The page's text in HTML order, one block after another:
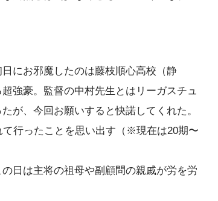
にお邪魔したのは藤枝順心高校（静
強豪。監督の中村先生とはリーガスチュ
が、今回お願いすると快諾してくれた。
行ったことを思い出す（※現在は20期〜
日は主将の祖母や副顧問の親戚が労を労